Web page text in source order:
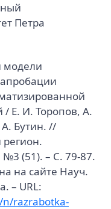
Петра
модели
апробации
/ Е. И. Торопов, А.
Бутин. //
регион.
№3 (51). – С. 79-87.
на сайте Науч.
– URL:
razrabotka-